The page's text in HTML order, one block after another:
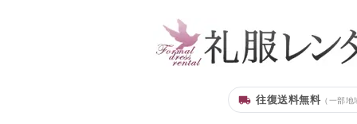
往復送料無料（一部地